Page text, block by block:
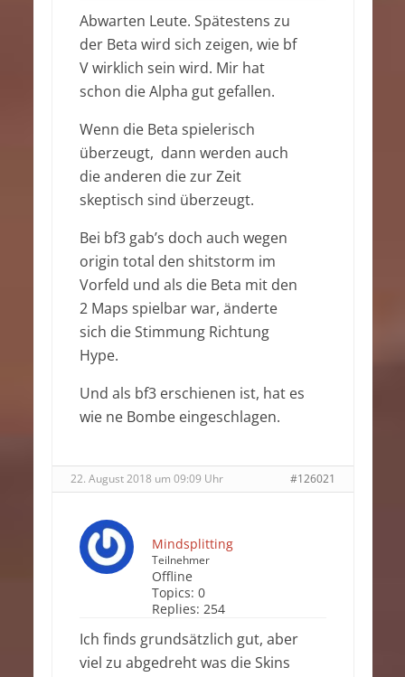
Abwarten Leute. Spätestens zu
der Beta wird sich zeigen, wie bf
V wirklich sein wird. Mir hat
schon die Alpha gut gefallen.
Wenn die Beta spielerisch
überzeugt, dann werden auch
die anderen die zur Zeit
skeptisch sind überzeugt.
Bei bf3 gab’s doch auch wegen
origin total den shitstorm im
Vorfeld und als die Beta mit den
2 Maps spielbar war, änderte
sich die Stimmung Richtung
Hype.
Und als bf3 erschienen ist, hat es
wie ne Bombe eingeschlagen.
22. August 2018 um 09:09 Uhr #126021
Mindsplitting
Teilnehmer
Offline
Topics: 0
Replies: 254
Ich finds grundsätzlich gut, aber
viel zu abgedreht was die Skins